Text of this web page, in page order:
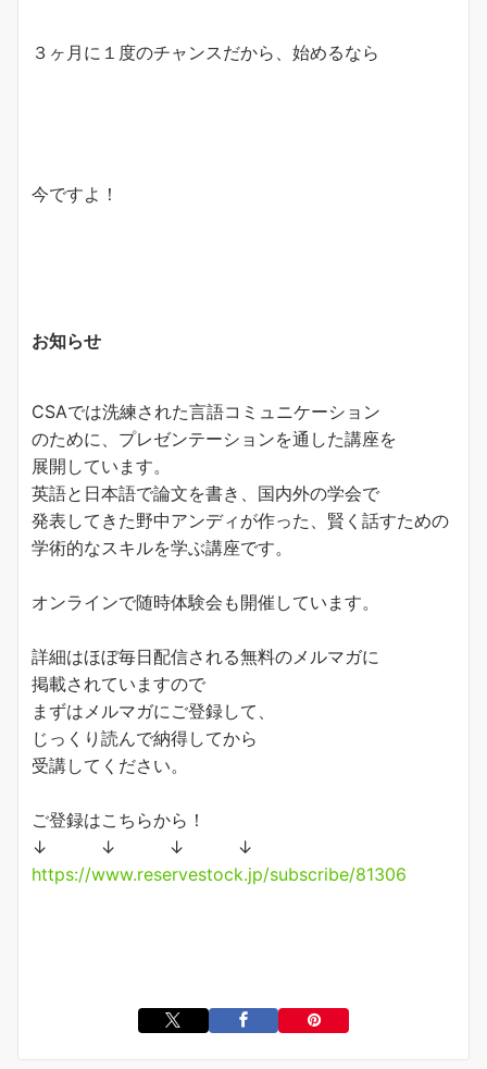
３ヶ月に１度のチャンスだから、始めるなら
今ですよ！
お知らせ
CSAでは洗練された言語コミュニケーション
のために、プレゼンテーションを通した講座を
展開しています。
英語と日本語で論文を書き、国内外の学会で
発表してきた野中アンディが作った、賢く話すための
学術的なスキルを学ぶ講座です。
オンラインで随時体験会も開催しています。
詳細はほぼ毎日配信される無料のメルマガに
掲載されていますので
まずはメルマガにご登録して、
じっくり読んで納得してから
受講してください。
ご登録はこちらから！
↓ ↓ ↓ ↓
https://www.reservestock.jp/subscribe/81306